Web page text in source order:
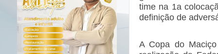
time na 1a
definição de
A Copa do